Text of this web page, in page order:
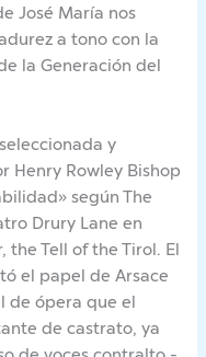
José María nos
a tono con la
la Generación del
y
Henry Rowley Bishop
según The
Drury Lane en
the Tell of the Tirol. El
el papel de Arsace
de ópera que el
de castrato, ya